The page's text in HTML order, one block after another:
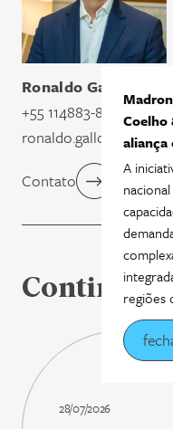
Ronaldo Gallo
+55 114883-8923
Contato
Continue
28/07/2026
Coelho
aliança
A
regiões